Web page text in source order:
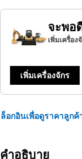
จะพอ
เพิ่มเครื่อ
เพิ่มเครื่องจักร
ล็อกอินเพื่อดูราคาลูก
คำอธิบาย